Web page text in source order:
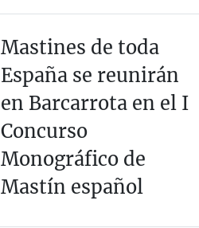
Mastines de toda
España se reunirán
en Barcarrota en el I
Concurso
Monográfico de
Mastín español